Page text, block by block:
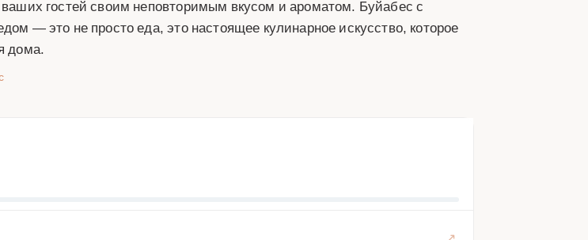
гостей своим неповторимым вкусом и ароматом. Буйабес с
— это не просто еда, это настоящее кулинарное искусство, которое
дома.